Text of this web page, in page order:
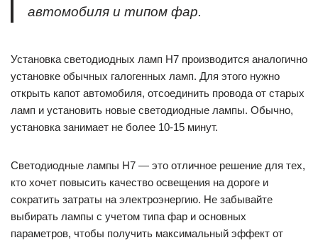
автомобиля и типом фар.
Установка светодиодных ламп H7 производится аналогично
установке обычных галогенных ламп. Для этого нужно
открыть капот автомобиля, отсоединить провода от старых
ламп и установить новые светодиодные лампы. Обычно,
установка занимает не более 10-15 минут.
Светодиодные лампы H7 — это отличное решение для тех,
кто хочет повысить качество освещения на дороге и
сократить затраты на электроэнергию. Не забывайте
выбирать лампы с учетом типа фар и основных
параметров, чтобы получить максимальный эффект от